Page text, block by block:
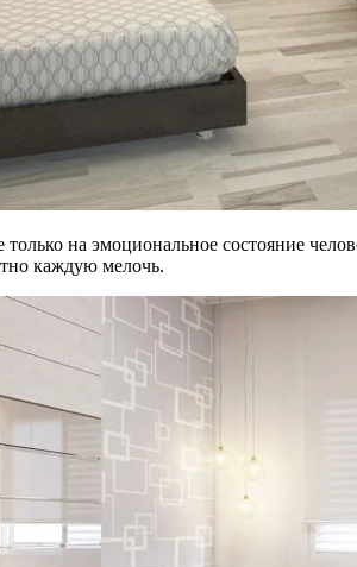
на эмоциональное состояние
каждую мелочь.